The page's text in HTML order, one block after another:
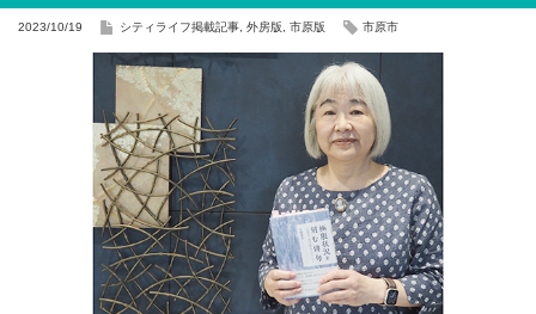
2023/10/19 シティライフ掲載記事 外房版 市原版 市原市